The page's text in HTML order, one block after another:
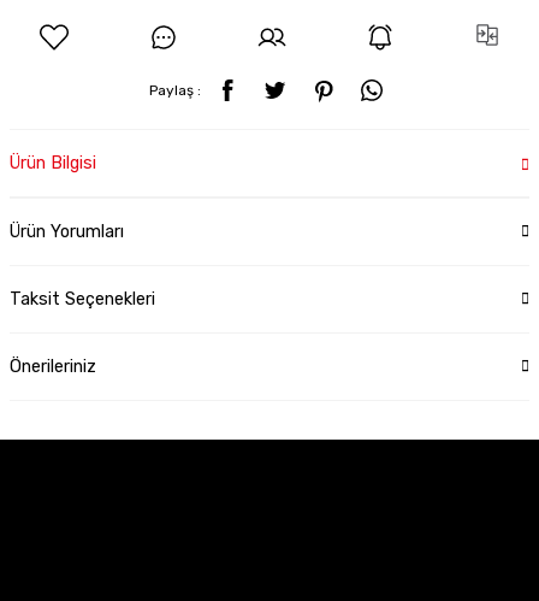
Paylaş :
Ürün Bilgisi
Ürün Yorumları
Taksit Seçenekleri
Önerileriniz